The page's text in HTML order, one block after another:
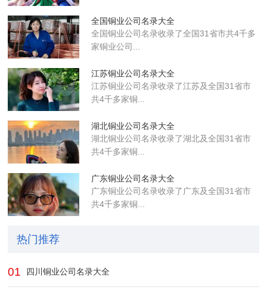
全国铜业公司名录大全
全国铜业公司名录收录了全国31省市共4千多
家铜业公司...
江苏铜业公司名录大全
江苏铜业公司名录收录了江苏及全国31省市
共4千多家铜...
湖北铜业公司名录大全
湖北铜业公司名录收录了湖北及全国31省市
共4千多家铜...
广东铜业公司名录大全
广东铜业公司名录收录了广东及全国31省市
共4千多家铜...
热门推荐
01 四川铜业公司名录大全